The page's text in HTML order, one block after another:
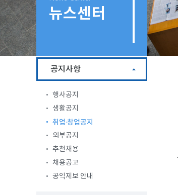
뉴스센터
공지사항
행사공지
생활공지
취업·창업공지
외부공지
추천채용
채용공고
공익제보 안내